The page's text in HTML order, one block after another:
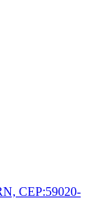
CEP:59020-